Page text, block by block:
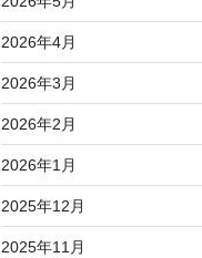
2026年4月
2026年3月
2026年2月
2026年1月
2025年12月
2025年11月